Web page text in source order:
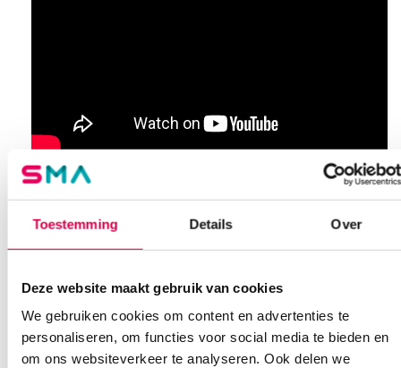
Toestemming Details Over
Deze website maakt gebruik van cookies
We gebruiken cookies om content en advertenties te
personaliseren, om functies voor social media te bieden en
om ons websiteverkeer te analyseren. Ook delen we
Aantal
wit
Materiaal kunststof
Beoordelingen
Er zijn nog geen beoordelingen.
Waarom Medische Artikelen?
Op voorraad? Vandaag besteld, vandaag verzonden